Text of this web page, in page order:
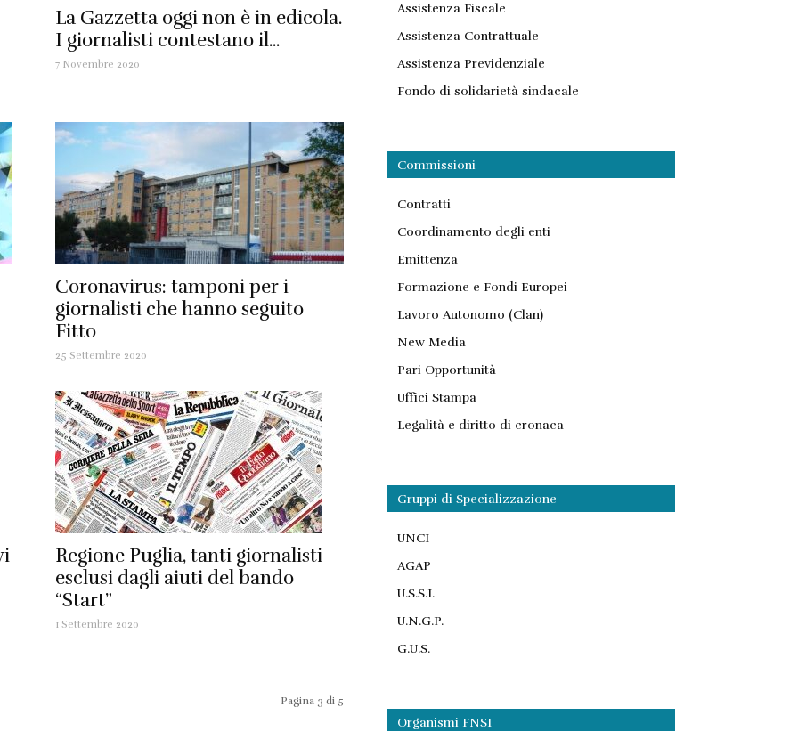
La Gazzetta oggi non è in edicola.
I giornalisti contestano il...
7 Novembre 2020
Coronavirus: tamponi per i
giornalisti che hanno seguito
Fitto
25 Settembre 2020
Regione Puglia, tanti giornalisti
esclusi dagli aiuti del bando
“Start”
1 Settembre 2020
Pagina 3 di 5
Assistenza Fiscale
Assistenza Contrattuale
Assistenza Previdenziale
Fondo di solidarietà sindacale
Commissioni
Contratti
Coordinamento degli enti
Emittenza
Formazione e Fondi Europei
Lavoro Autonomo (Clan)
New Media
Pari Opportunità
Uffici Stampa
Legalità e diritto di cronaca
Gruppi di Specializzazione
UNCI
AGAP
U.S.S.I.
U.N.G.P.
G.U.S.
Organismi FNSI